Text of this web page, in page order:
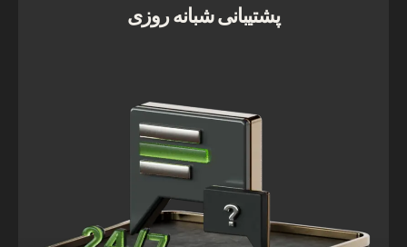
پشتیبانی شبانه روزی